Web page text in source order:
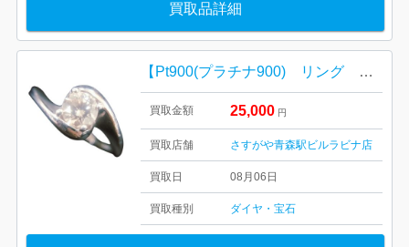
買取品詳細
【Pt900(プラチナ900) リング ダイヤ/貴金属・宝石・指輪・アクセサリー・メンズ・レディース】
買取金額 25,000 円
買取店舗 さすがや青森駅ビルラビナ店
買取日 08月06日
買取種別 ダイヤ・宝石